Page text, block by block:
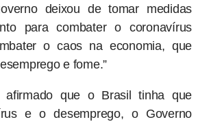
deixou de tomar medidas
para combater o coronavírus
o caos na economia, que
e fome.”
afirmado que o Brasil tinha que
e o desemprego, o Governo